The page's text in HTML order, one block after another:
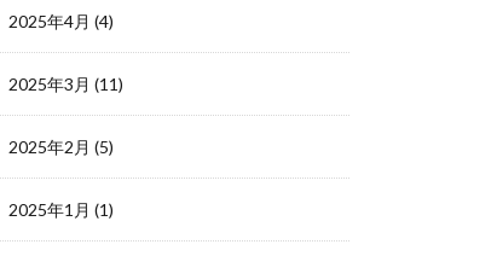
2025年4月 (4)
2025年3月 (11)
2025年2月 (5)
2025年1月 (1)